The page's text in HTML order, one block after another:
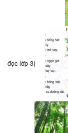
đọc lớp 3)